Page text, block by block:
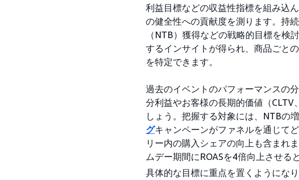
利益目標などの収益性指標を組み込
の健全性への貢献度を測ります。持
（NTB）獲得などの戦略的目標を検
するインサイトが得られ、商品ごとの
を特定できます。
過去のイベントのパフォーマンスの
分利益やお客様の長期的価値（CLTV、
しょう。把握する対象には、NTBの
グキャンペーンがファネルを通じて
リー内の購入シェアの向上も含まれ
ムデー期間にROASを4倍向上させる
具体的な目標に重点を置くようになり